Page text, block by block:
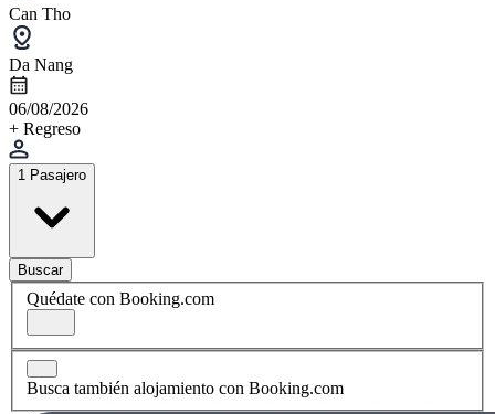
Can Tho
Da Nang
06/08/2026
+ Regreso
1 Pasajero
Buscar
Quédate con Booking.com
Busca también alojamiento con Booking.com